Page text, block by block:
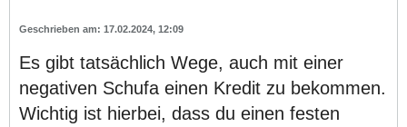
17.02.2024, 12:09
Es gibt tatsächlich Wege, auch mit einer
negativen Schufa einen Kredit zu bekommen.
Wichtig ist hierbei, dass du einen festen